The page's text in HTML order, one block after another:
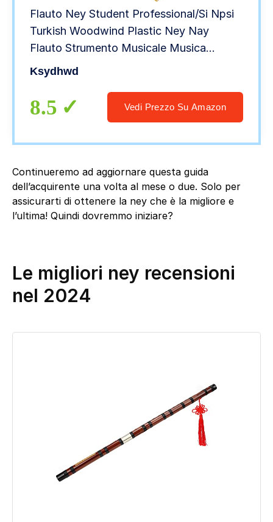
Flauto Ney Student Professional/Si Npsi
Turkish Woodwind Plastic Ney Nay
Flauto Strumento Musicale Musica
Soffiato Calgi
Ksydhwd
8.5 Vedi Prezzo Su Amazon
Continueremo ad aggiornare questa guida
dell’acquirente una volta al mese o due. Solo per
assicurarti di ottenere la ney che è la migliore e
l’ultima! Quindi dovremmo iniziare?
Le migliori ney recensioni
nel 2024